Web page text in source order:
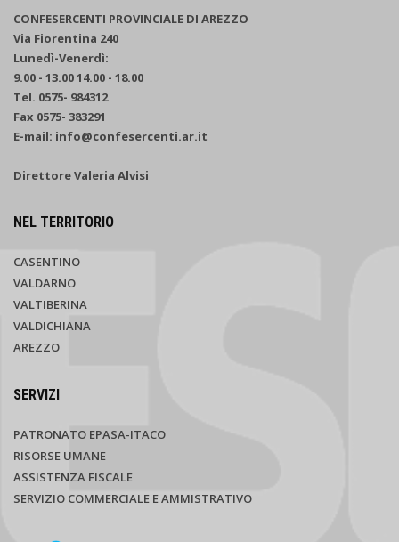
CONFESERCENTI PROVINCIALE DI AREZZO
Via Fiorentina 240
Lunedì-Venerdì:
9.00 - 13.00 14.00 - 18.00
Tel. 0575- 984312
Fax 0575- 383291
E-mail: info@confesercenti.ar.it
Direttore Valeria Alvisi
NEL TERRITORIO
CASENTINO
VALDARNO
VALTIBERINA
VALDICHIANA
AREZZO
SERVIZI
PATRONATO EPASA-ITACO
RISORSE UMANE
ASSISTENZA FISCALE
SERVIZIO COMMERCIALE E AMMISTRATIVO